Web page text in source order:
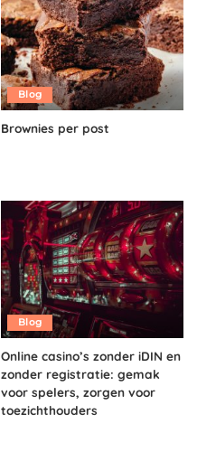
Blog
Brownies per post
Blog
Online casino’s zonder iDIN en
zonder registratie: gemak
voor spelers, zorgen voor
toezichthouders